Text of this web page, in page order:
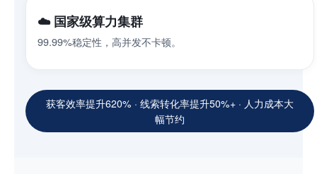
☁️ 国家级算力集群
99.99%稳定性，高并发不卡顿。
获客效率提升620% · 线索转化率提升50%+ · 人力成本大
幅节约